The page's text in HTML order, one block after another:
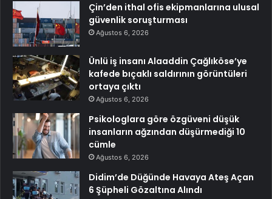
Çin’den ithal ofis ekipmanlarına ulusal
güvenlik soruşturması
Ağustos 6, 2026
Ünlü iş insanı Alaaddin Çağlıköse’ye
kafede bıçaklı saldırının görüntüleri
ortaya çıktı
Ağustos 6, 2026
Psikologlara göre özgüveni düşük
insanların ağzından düşürmediği 10
cümle
Ağustos 6, 2026
Didim’de Düğünde Havaya Ateş Açan
6 Şüpheli Gözaltına Alındı